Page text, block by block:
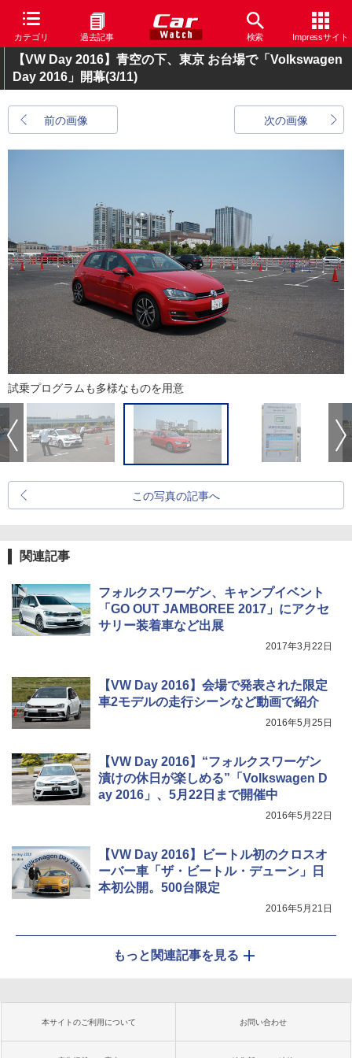
カテゴリ 過去記事 検索 Impressサイト
【VW Day 2016】青空の下、東京 お台場で「Volkswagen
Day 2016」開幕(3/11)
前の画像 次の画像
試乗プログラムも多様なものを用意
この写真の記事へ
関連記事
フォルクスワーゲン、キャンプイベント
「GO OUT JAMBOREE 2017」にアクセ
サリー装着車など出展
2017年3月22日
【VW Day 2016】会場で発表された限定
車2モデルの走行シーンなど動画で紹介
2016年5月25日
【VW Day 2016】“フォルクスワーゲン
漬けの休日が楽しめる”「Volkswagen D
ay 2016」、5月22日まで開催中
2016年5月22日
【VW Day 2016】ビートル初のクロスオ
ーバー車「ザ・ビートル・デューン」日
本初公開。500台限定
2016年5月21日
もっと関連記事を見る
本サイトのご利用について お問い合わせ